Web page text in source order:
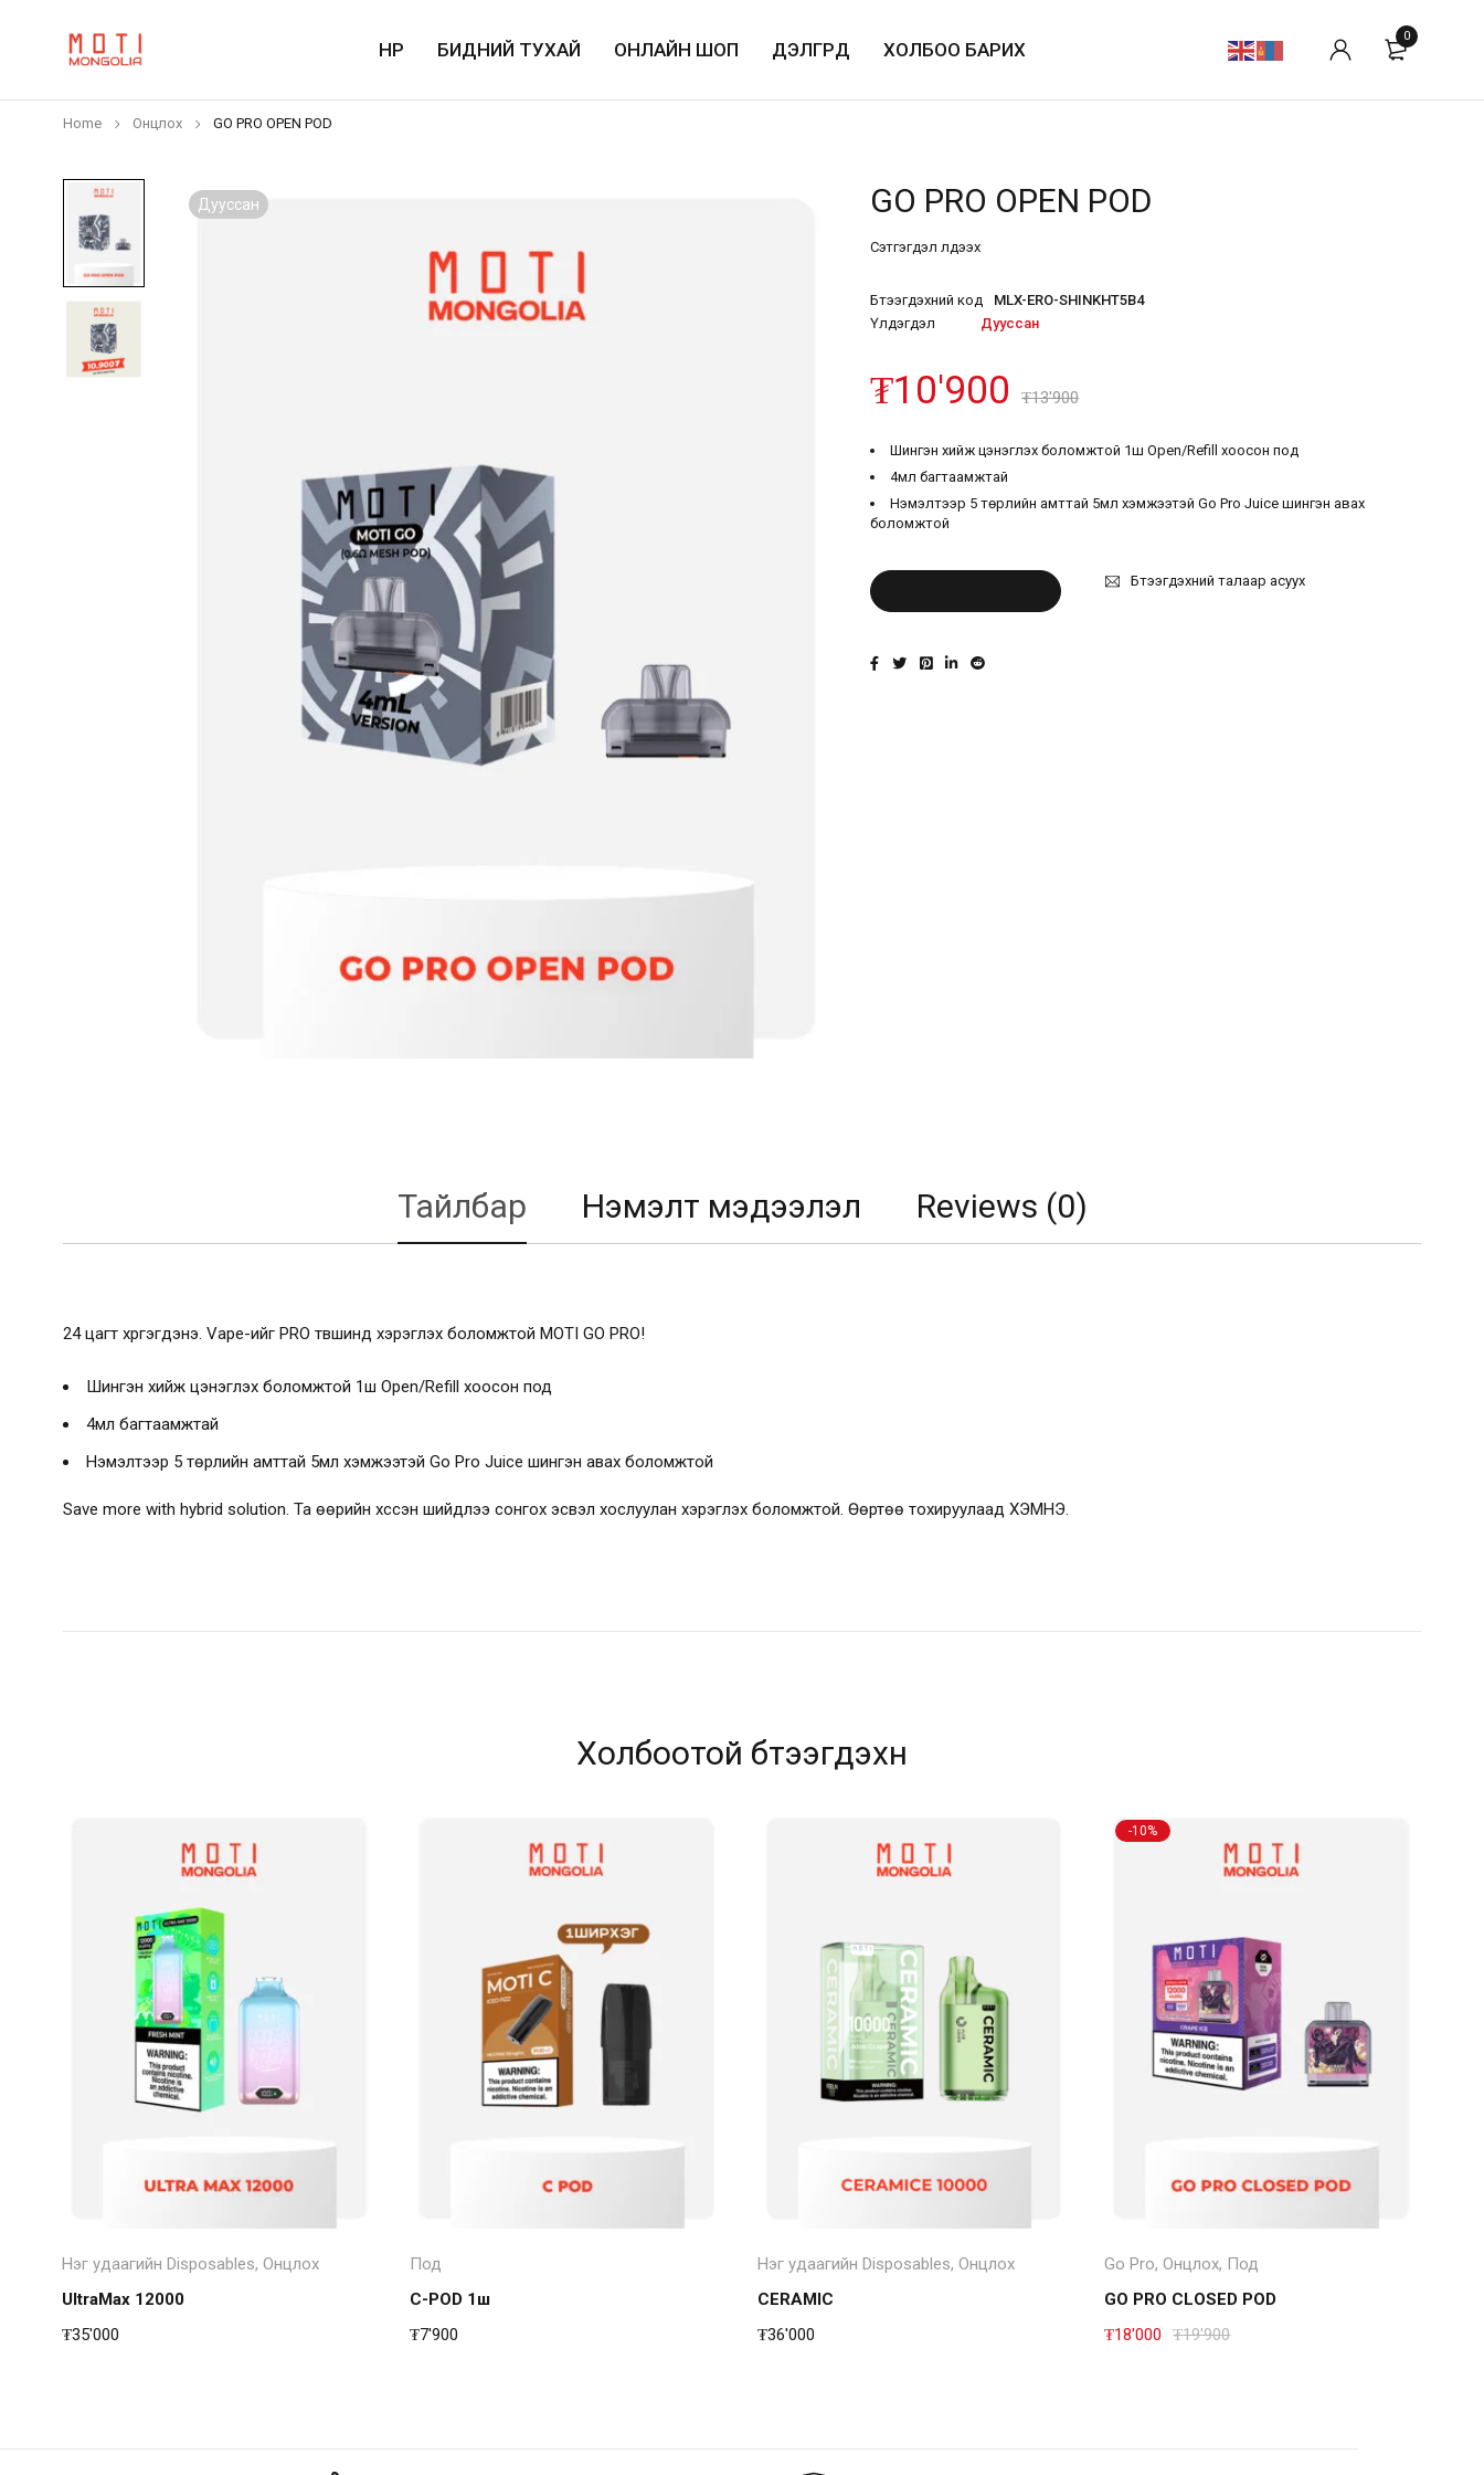
НҮҮР БИДНИЙ ТУХАЙ ОНЛАЙН ШОП ДЭЛГҮҮРҮҮД ХОЛБОО БАРИХ
0
Home Онцлох GO PRO OPEN POD
Дууссан GO PRO OPEN POD
Сэтгэгдэл үлдээх
Бүтээгдэхүүний код
MLX-ERO-SHINKHT5B4
Үлдэгдэл
Дууссан
₮13'900
₮10'900
Шингэн хийж цэнэглэх боломжтой 1ш Open/Refill хоосон под
4мл багтаамжтай
Нэмэлтээр 5 төрлийн амттай 5мл хэмжээтэй Go Pro Juice шингэн авах
боломжтой
Бүтээгдэхүүний талаар асуух
Тайлбар Нэмэлт мэдээлэл Reviews (0)
24 цагт хүргэгдэнэ. Vape-ийг PRO түвшинд хэрэглэх боломжтой MOTI GO PRO!
Шингэн хийж цэнэглэх боломжтой 1ш Open/Refill хоосон под
4мл багтаамжтай
Нэмэлтээр 5 төрлийн амттай 5мл хэмжээтэй Go Pro Juice шингэн авах боломжтой
Save more with hybrid solution. Та өөрийн хүссэн шийдлээ сонгох эсвэл хослуулан хэрэглэх боломжтой. Өөртөө тохируулаад ХЭМНЭ.
Холбоотой бүтээгдэхүүн
Төрөл сонгох
Нэг удаагийн Disposables,Онцлох
UltraMax 12000
₮35'000
Под
C-POD 1ш
₮7'900
Төрөл сонгох
Нэг удаагийн Disposables, Онцлох
CERAMIC
₮36'000
-10%
Төрөл сонгох
Go Pro,Онцлох, Под
GO PRO CLOSED POD
₮19'900
₮18'000